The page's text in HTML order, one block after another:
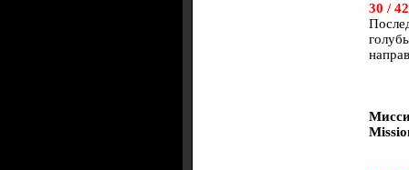
30 / 42